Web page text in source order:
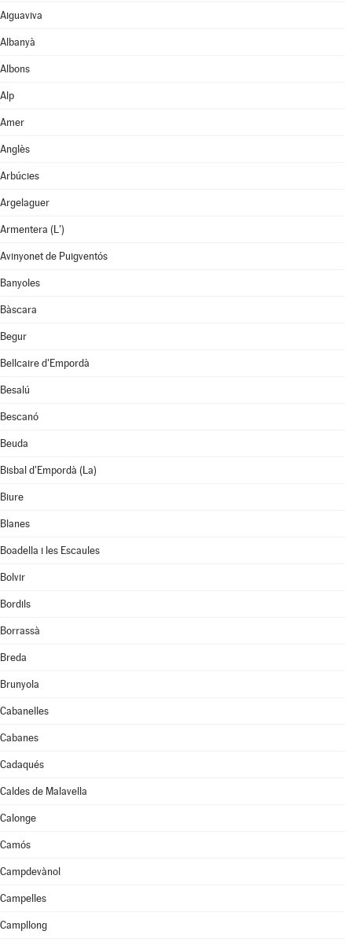
Aiguaviva
Albanyà
Albons
Alp
Amer
Anglès
Arbúcies
Argelaguer
Armentera (L')
Avinyonet de Puigventós
Banyoles
Bàscara
Begur
Bellcaire d'Empordà
Besalú
Bescanó
Beuda
Bisbal d'Empordà (La)
Biure
Blanes
Boadella i les Escaules
Bolvir
Bordils
Borrassà
Breda
Brunyola
Cabanelles
Cabanes
Cadaqués
Caldes de Malavella
Calonge
Camós
Campdevànol
Campelles
Campllong